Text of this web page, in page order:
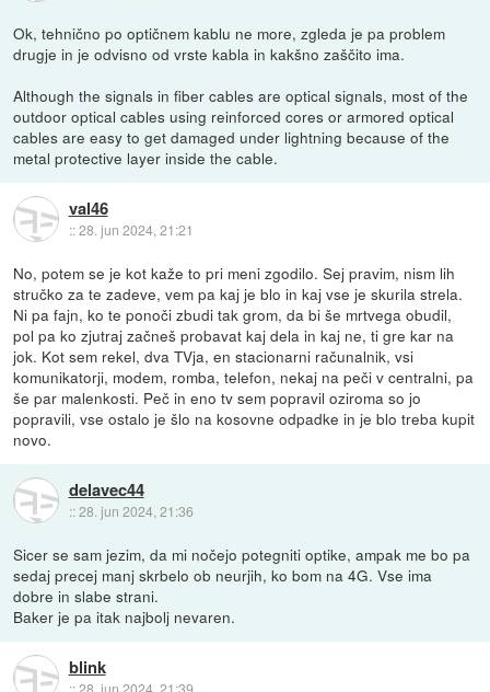
Ok, tehnično po optičnem kablu ne more, zgleda je pa problem
drugje in je odvisno od vrste kabla in kakšno zaščito ima.
Although the signals in fiber cables are optical signals, most of the
outdoor optical cables using reinforced cores or armored optical
cables are easy to get damaged under lightning because of the
metal protective layer inside the cable.
val46
::28. jun 2024, 21:21
No, potem se je kot kaže to pri meni zgodilo. Sej pravim, nism lih
stručko za te zadeve, vem pa kaj je blo in kaj vse je skurila strela.
Ni pa fajn, ko te ponoči zbudi tak grom, da bi še mrtvega obudil,
pol pa ko zjutraj začneš probavat kaj dela in kaj ne, ti gre kar na
jok. Kot sem rekel, dva TVja, en stacionarni računalnik, vsi
komunikatorji, modem, romba, telefon, nekaj na peči v centralni, pa
še par malenkosti. Peč in eno tv sem popravil oziroma so jo
popravili, vse ostalo je šlo na kosovne odpadke in je blo treba kupit
novo.
delavec44
::28. jun 2024, 21:36
Sicer se sam jezim, da mi nočejo potegniti optike, ampak me bo pa
sedaj precej manj skrbelo ob neurjih, ko bom na 4G. Vse ima
dobre in slabe strani.
Baker je pa itak najbolj nevaren.
blink
::28. jun 2024, 21:39